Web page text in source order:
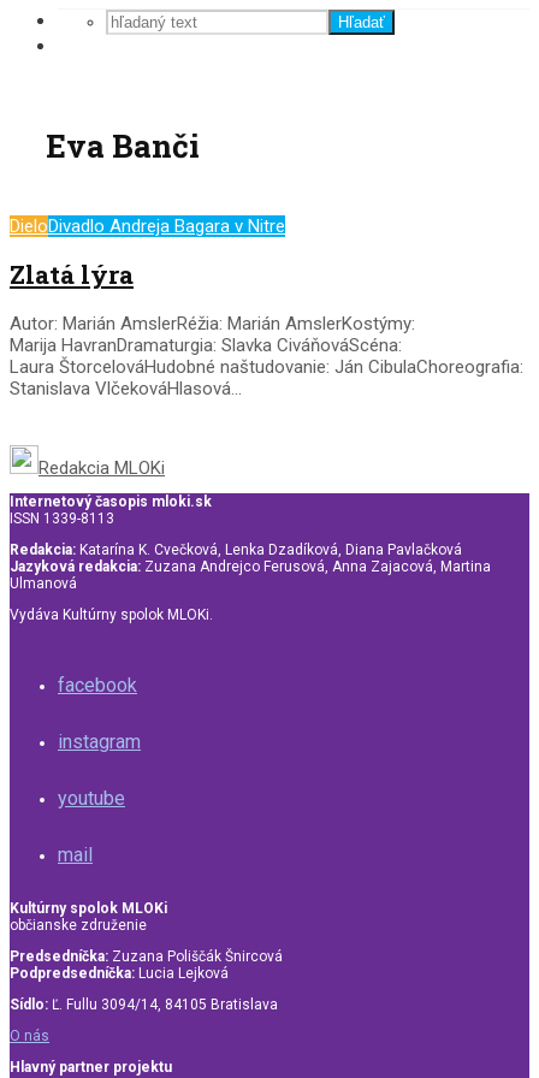
Hľadať
Eva Banči
DieloDivadlo Andreja Bagara v Nitre
Zlatá lýra
Autor: Marián AmslerRéžia: Marián AmslerKostýmy:
Marija HavranDramaturgia: Slavka CiváňováScéna:
Laura ŠtorcelováHudobné naštudovanie: Ján CibulaChoreografia:
Stanislava VlčekováHlasová...
Redakcia MLOKi
Internetový časopis mloki.sk
ISSN 1339-8113
Redakcia: Katarína K. Cvečková, Lenka Dzadíková, Diana Pavlačková
Jazyková redakcia: Zuzana Andrejco Ferusová, Anna Zajacová, Martina
Ulmanová
Vydáva Kultúrny spolok MLOKi.
facebook
instagram
youtube
mail
Kultúrny spolok MLOKi
občianske združenie
Predsedníčka: Zuzana Poliščák Šnircová
Podpredsedníčka: Lucia Lejková
Sídlo: Ľ. Fullu 3094/14, 84105 Bratislava
O nás
Hlavný partner projektu